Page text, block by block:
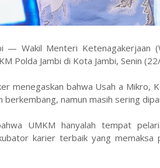
Wakil Menteri Ketenagakerjaan
Polda Jambi di Kota Jambi, Senin
menegaskan bahwa Usah a Mikro,
namun masih sering
UMKM hanyalah tempat
karier terbaik yang